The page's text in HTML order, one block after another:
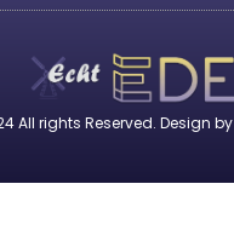
All rights Reserved. Design by